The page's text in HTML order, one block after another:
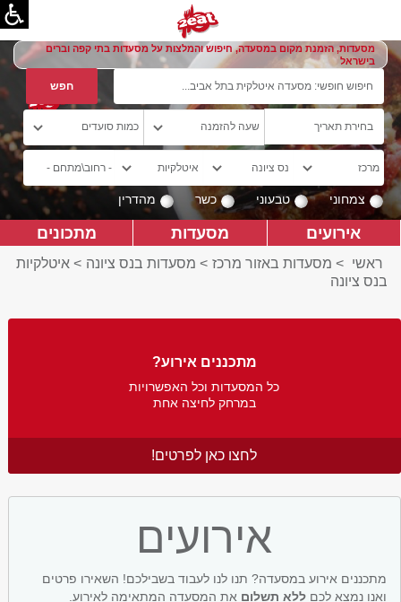
מסעדות, הזמנת מקום במסעדה, חיפוש והמלצות על מסעדות בתי קפה וברים
בישראל
צמחוני טבעוני כשר מהדרין
אירועים מסעדות מתכונים
ראשי > מסעדות באזור מרכז > מסעדות בנס ציונה > איטלקיות
בנס ציונה
מתכננים אירוע?
כל המסעדות וכל האפשרויות
במרחק לחיצה אחת
לחצו כאן לפרטים!
אירועים
מתכננים אירוע במסעדה? תנו לנו לעבוד בשבילכם! השאירו פרטים
ואנו נמצא לכם ללא תשלום את המסעדה המתאימה לאירוע.